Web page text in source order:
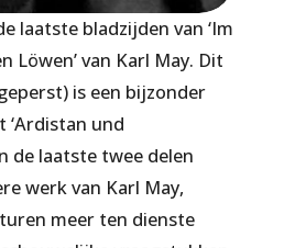
laatste bladzijden van ‘Im
Löwen’ van Karl May. Dit
is een bijzonder
‘Ardistan und
de laatste twee delen
werk van Karl May,
meer ten dienste